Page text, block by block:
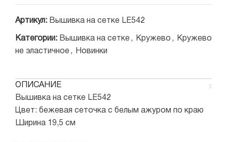
Артикул: Вышивка на сетке LE542
Категории: Вышивка на сетке , Кружево ,
Кружево
не эластичное , Новинки
ОПИСАНИЕ
Вышивка на сетке LE542
Цвет: бежевая сеточка с белым ажуром по краю
Ширина 19,5 см